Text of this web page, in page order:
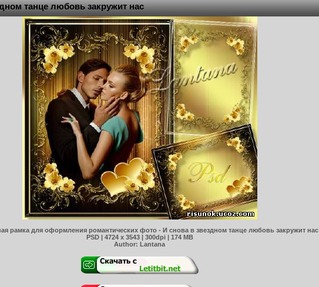
танце любовь закружит нас
рамка для оформления романтических фото - И снова в звездном танце любовь закружит нас
PSD | 4724 x 3543 | 300dpi | 174 MB
Author: Lantana